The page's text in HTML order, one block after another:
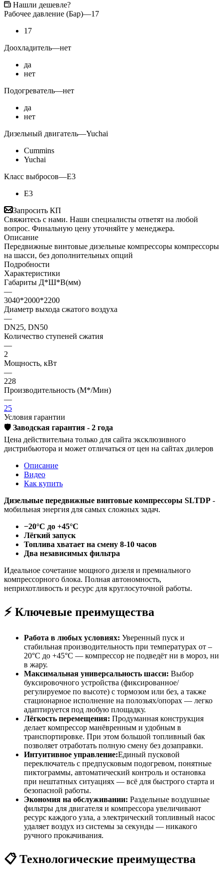
Нашли дешевле?
Рабочее давление (Бар)—17
17
Доохладитель—нет
да
нет
Подогреватель—нет
да
нет
Дизельный двигатель—Yuchai
Cummins
Yuchai
Класс выбросов—E3
E3
Запросить КП
Свяжитесь с нами. Наши специалисты ответят на любой
вопрос. Финальную цену уточняйте у менеджера.
Описание
Передвижные винтовые дизельные компрессоры компрессоры
на шасси, без дополнительных опций
Подробности
Характеристики
Габариты Д*Ш*В(мм)
—
3040*2000*2200
Диаметр выхода сжатого воздуха
—
DN25, DN50
Количество ступеней сжатия
—
2
Мощность, кВт
—
228
Производительность (M*/Mин)
—
25
Условия гарантии
🛡️ Заводская гарантия - 2 года
Цена действительна только для сайта эксклюзивного
дистрибьютора и может отличаться от цен на сайтах дилеров
Описание
Видео
Как купить
Дизельные передвижные винтовые компрессоры SLTDP -
мобильная энергия для самых сложных задач.
−20°C до +45°C
Лёгкий запуск
Топлива хватает на смену 8-10 часов
Два независимых фильтра
Идеальное сочетание мощного дизеля и премиального
компрессорного блока. Полная автономность,
неприхотливость и ресурс для круглосуточной работы.
⚡ Ключевые преимущества
Работа в любых условиях: Уверенный пуск и
стабильная производительность при температурах от –
20°C до +45°C — компрессор не подведёт ни в мороз, ни
в жару.
Максимальная универсальность шасси: Выбор
буксировочного устройства (фиксированное/
регулируемое по высоте) с тормозом или без, а также
стационарное исполнение на полозьях/опорах — легко
адаптируется под любую площадку.
Лёгкость перемещения: Продуманная конструкция
делает компрессор манёвренным и удобным в
транспортировке. При этом большой топливный бак
позволяет отработать полную смену без дозаправки.
Интуитивное управление:Единый пусковой
переключатель с предпусковым подогревом, понятные
пиктограммы, автоматический контроль и остановка
при нештатных ситуациях — всё для быстрого старта и
безопасной работы.
Экономия на обслуживании: Раздельные воздушные
фильтры для двигателя и компрессора увеличивают
ресурс каждого узла, а электрический топливный насос
удаляет воздух из системы за секунды — никакого
ручного прокачивания.
📋 Технологические преимущества